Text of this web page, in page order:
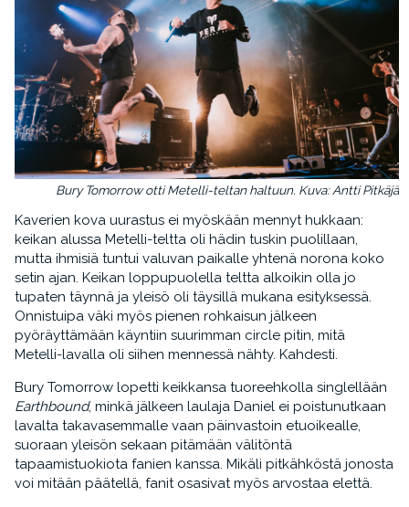
Bury Tomorrow otti Metelli-teltan haltuun. Kuva: Antti
Kaverien kova uurastus ei myöskään mennyt hukkaan:
keikan alussa Metelli-teltta oli hädin tuskin puolillaan,
mutta ihmisiä tuntui valuvan paikalle yhtenä norona koko
setin ajan. Keikan loppupuolella teltta alkoikin olla jo
tupaten täynnä ja yleisö oli täysillä mukana esityksessä.
Onnistuipa väki myös pienen rohkaisun jälkeen
pyöräyttämään käyntiin suurimman circle pitin, mitä
Metelli-lavalla oli siihen mennessä nähty. Kahdesti.
Bury Tomorrow lopetti keikkansa tuoreehkolla singlellään
Earthbound, minkä jälkeen laulaja Daniel ei poistunutkaan
lavalta takavasemmalle vaan päinvastoin etuoikealle,
suoraan yleisön sekaan pitämään välitöntä
tapaamistuokiota fanien kanssa. Mikäli pitkähköstä jonosta
voi mitään päätellä, fanit osasivat myös arvostaa elettä.